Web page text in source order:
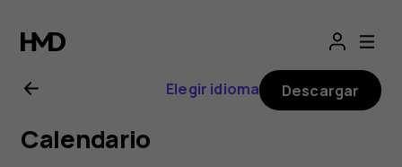
Guía
del
usuario
Elegir idioma Descargar
Calendario